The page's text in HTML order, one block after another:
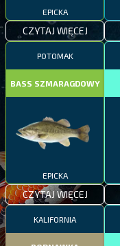
EPICKA
CZYTAJ WIĘCEJ
POTOMAK
BASS SZMARAGDOWY
EPICKA
CZYTAJ WIĘCEJ
KALIFORNIA